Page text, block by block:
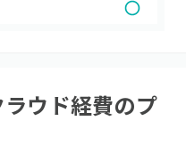
ウド経費のプ